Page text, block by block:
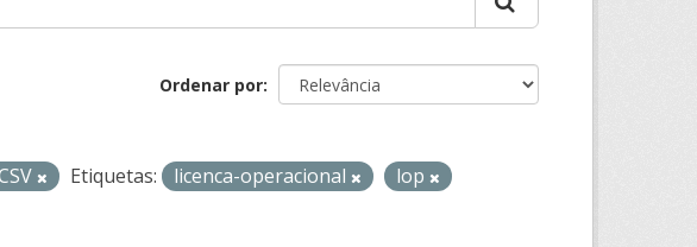
Ordenar por
Etiquetas: licenca-operacional
lop